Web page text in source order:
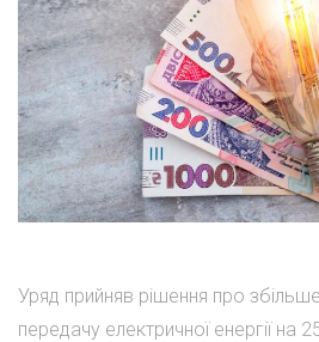
Уряд прийняв рішення про
передачу електричної енергії на